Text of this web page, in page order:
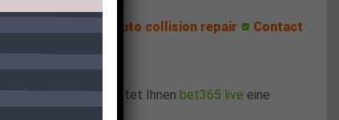
Auto collision repair Contact
sind, bietet Ihnen bet365 live eine